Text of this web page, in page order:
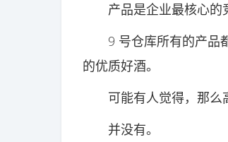
产品是企业最核心的竞
9 号仓库所有的产品都
的优质好酒。
可能有人觉得，那么
并没有。